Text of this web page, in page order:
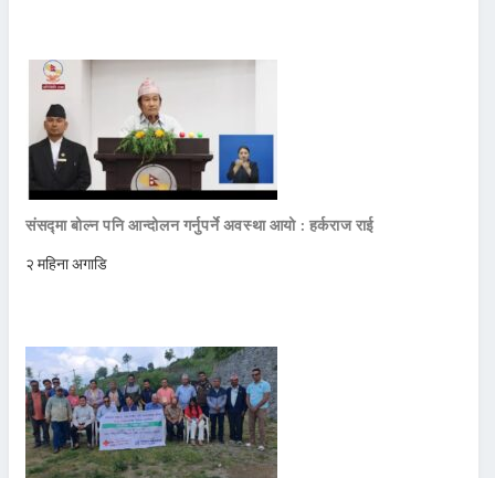
संसद्मा बोल्न पनि आन्दोलन गर्नुपर्ने अवस्था आयो : हर्कराज राई
२ महिना अगाडि